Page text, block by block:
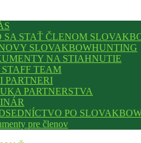
SA STAŤ ČLENOM
SLOVAKBOWHUNTING
NA STIAHNUTIE
STAFF TEAM
PARTNERI
PARTNERSTVA
PO
pre členov